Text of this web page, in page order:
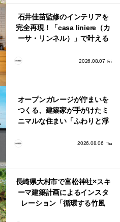
石井佳苗監修のインテリアを
完全再現！「casa liniere（カ
ーサ・リンネル）」で叶える
2026.08.07 Fri
オープンガレージが佇まいを
つくる、建築家が手がけたミ
ニマルな住まい「ふわりと浮
2026.08.06 Thu
長崎県大村市で富松神社×スキ
ーマ建築計画によるインスタ
レーション「循環する竹風